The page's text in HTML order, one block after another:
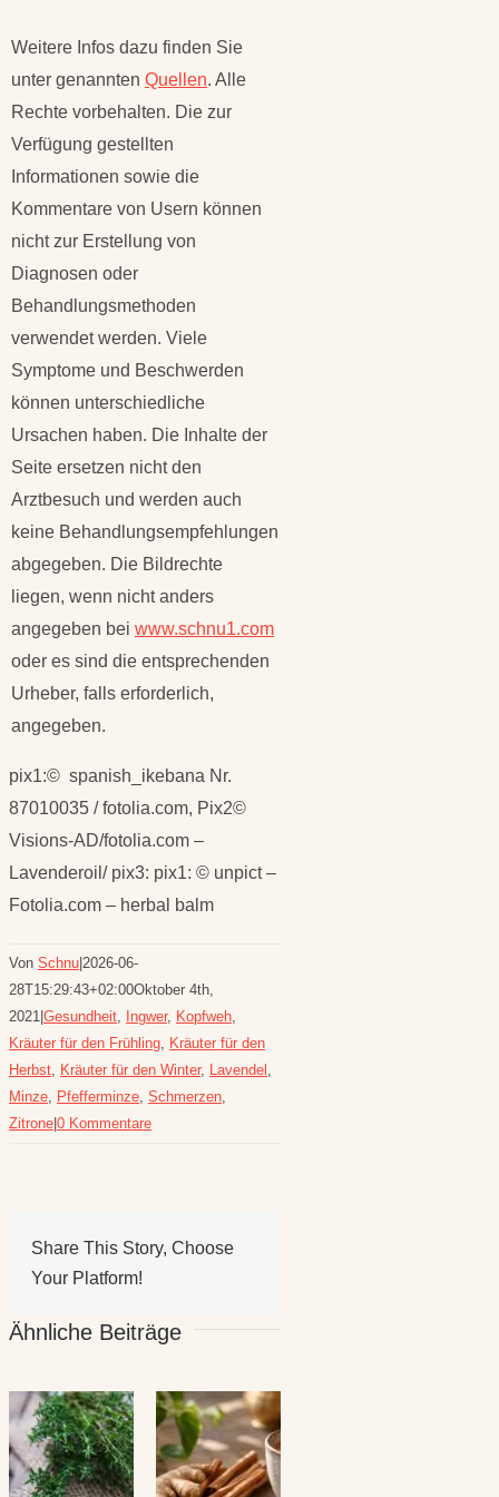
Weitere Infos dazu finden Sie
unter genannten Quellen. Alle
Rechte vorbehalten. Die zur
Verfügung gestellten
Informationen sowie die
Kommentare von Usern können
nicht zur Erstellung von
Diagnosen oder
Behandlungsmethoden
verwendet werden. Viele
Symptome und Beschwerden
können unterschiedliche
Ursachen haben. Die Inhalte der
Seite ersetzen nicht den
Arztbesuch und werden auch
keine Behandlungsempfehlungen
abgegeben. Die Bildrechte
liegen, wenn nicht anders
angegeben bei www.schnu1.com
oder es sind die entsprechenden
Urheber, falls erforderlich,
angegeben.
pix1:© spanish_ikebana Nr.
87010035 / fotolia.com, Pix2©
Visions-AD/fotolia.com –
Lavenderoil/ pix3: pix1: © unpict –
Fotolia.com – herbal balm
Von Schnu 2026-06-
28T15:29:43+02:00Oktober 4th,
2021 Gesundheit Ingwer, Kopfweh
Kräuter für den Frühling
Kräuter für den
Herbst
Kräuter für den Winter, Lavendel
Minze
Pfefferminze Schmerzen
Zitrone 0 Kommentare
Share This Story, Choose
Your Platform!
Ähnliche Beiträge